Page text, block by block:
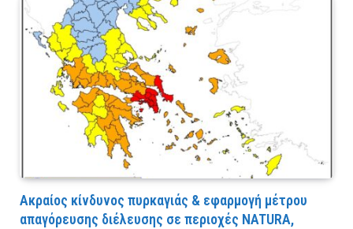
Ακραίος κίνδυνος πυρκαγιάς & εφαρμογή μέτρου
απαγόρευσης διέλευσης σε περιοχές NATURA,